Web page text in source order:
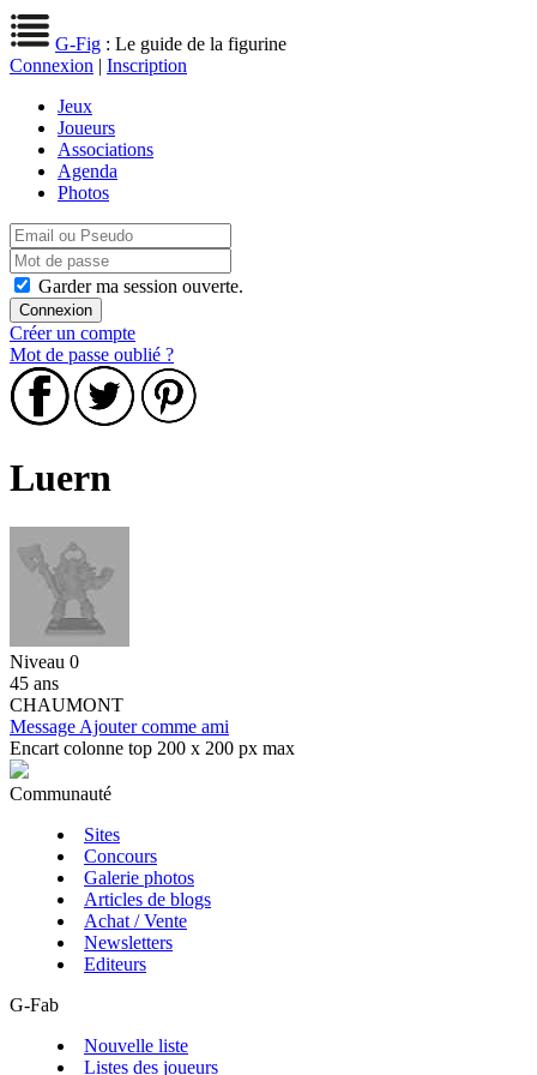
G-Fig : Le guide de la figurine
Connexion | Inscription
Jeux
Joueurs
Associations
Agenda
Photos
Garder ma session ouverte.
Créer un compte
Mot de passe oublié ?
Luern
Niveau 0
45 ans
CHAUMONT
Message Ajouter comme ami
Encart colonne top 200 x 200 px max
Communauté
Sites
Concours
Galerie photos
Articles de blogs
Achat / Vente
Newsletters
Editeurs
G-Fab
Nouvelle liste
Listes des joueurs